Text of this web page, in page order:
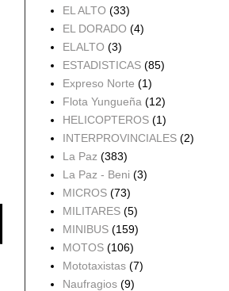
EL ALTO (33)
EL DORADO (4)
ELALTO (3)
ESTADISTICAS (85)
Expreso Norte (1)
Flota Yungueña (12)
HELICOPTEROS (1)
INTERPROVINCIALES (2)
La Paz (383)
La Paz - Beni (3)
MICROS (73)
MILITARES (5)
MINIBUS (159)
MOTOS (106)
Mototaxistas (7)
Naufragios (9)